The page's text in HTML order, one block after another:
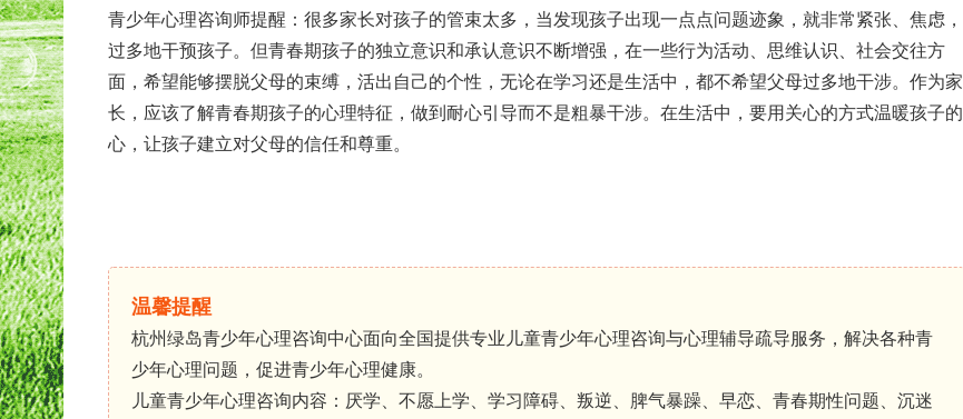
青少年心理咨询师提醒：很多家长对孩子的管束太多，当发现孩子出现一点点问题迹象，就非常紧张、焦虑，
过多地干预孩子。但青春期孩子的独立意识和承认意识不断增强，在一些行为活动、思维认识、社会交往方
面，希望能够摆脱父母的束缚，活出自己的个性，无论在学习还是生活中，都不希望父母过多地干涉。作为家
长，应该了解青春期孩子的心理特征，做到耐心引导而不是粗暴干涉。在生活中，要用关心的方式温暖孩子的
心，让孩子建立对父母的信任和尊重。
温馨提醒
杭州绿岛青少年心理咨询中心面向全国提供专业儿童青少年心理咨询与心理辅导疏导服务，解决各种青
少年心理问题，促进青少年心理健康。
儿童青少年心理咨询内容：厌学、不愿上学、学习障碍、叛逆、脾气暴躁、早恋、青春期性问题、沉迷